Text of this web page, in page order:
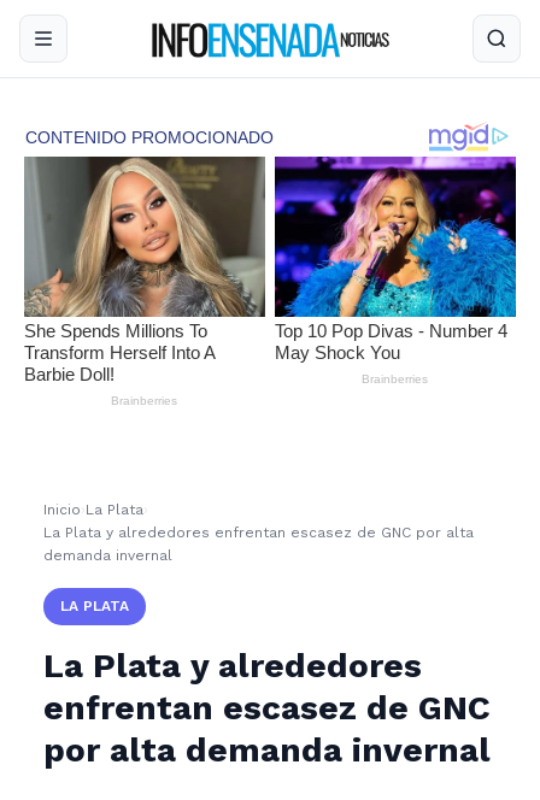
Inicio ›La Plata›
La Plata y alrededores enfrentan escasez de GNC por alta
demanda invernal
LA PLATA
La Plata y alrededores
enfrentan escasez de GNC
por alta demanda invernal